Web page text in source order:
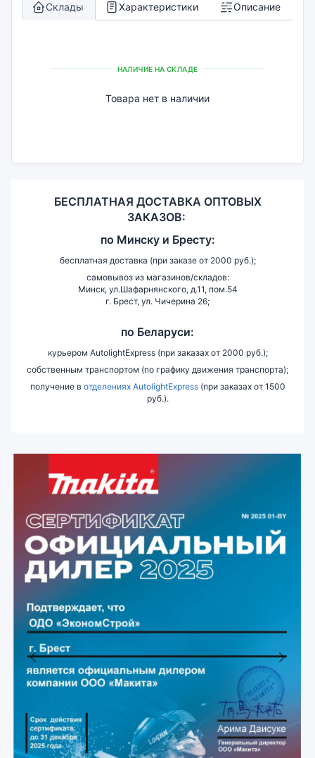
Склады Характеристики Описание
НАЛИЧИЕ НА СКЛАДЕ
Товара нет в наличии
БЕСПЛАТНАЯ ДОСТАВКА ОПТОВЫХ
ЗАКАЗОВ:
по Минску и Бресту:
бесплатная доставка (при заказе от 2000 руб.);
самовывоз из магазинов/складов:
Минск, ул.Шафарнянского, д.11, пом.54
г. Брест, ул. Чичерина 26;
по Беларуси:
курьером AutolightExpress (при заказах от 2000 руб.);
собственным транспортом (по графику движения транспорта);
получение в отделениях AutolightExpress(при заказах от 1500
руб.).
Previous Next